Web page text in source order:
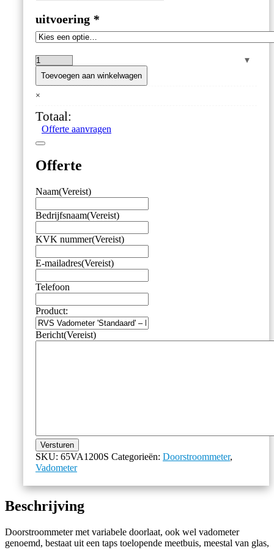
uitvoering *
RVS
Vadometer
'Standaard'
–
5
cc
…
l/min
Water:
5
cc
…
l/min
Toevoegen aan winkelwagen
×
Totaal:
Offerte aanvragen
Offerte
Naam(Vereist)
Bedrijfsnaam(Vereist)
KVK nummer(Vereist)
E-mailadres(Vereist)
Telefoon
Product:
Bericht(Vereist)
Versturen
SKU: 65VA1200S Categorieën: Doorstroommeter,
Vadometer
Beschrijving
Doorstroommeter met variabele doorlaat, ook wel vadometer
genoemd, bestaat uit een taps toelopende meetbuis, meestal van glas,